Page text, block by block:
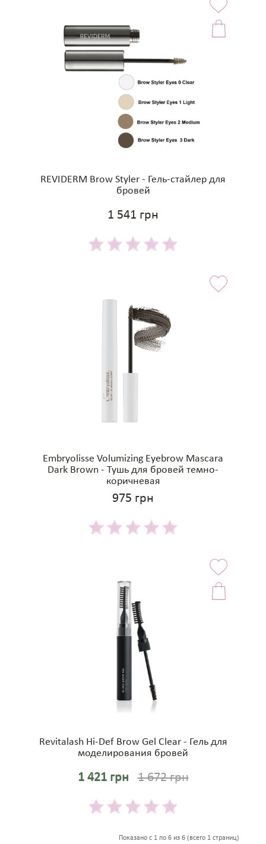
REVIDERM Brow Styler - Гель-стайлер для
бровей
1 541 грн
Embryolisse Volumizing Eyebrow Mascara
Dark Brown - Тушь для бровей темно-
коричневая
975 грн
Revitalash Hi-Def Brow Gel Clear - Гель для
моделирования бровей
1 421 грн 1 672 грн
Показано с 1 по 6 из 6 (всего 1 страниц)